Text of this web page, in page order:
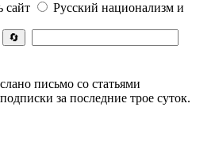
сайт
Русский национализм и
🔄
письмо со статьями
за последние трое суток.